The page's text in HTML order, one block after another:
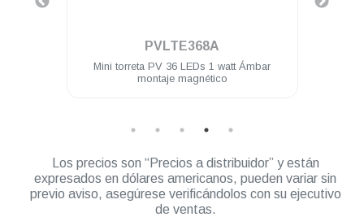
PVLTE368A
Mini torreta PV 36 LEDs 1 watt Ámbar
montaje magnético
Los precios son “Precios a distribuidor” y están
expresados en dólares americanos, pueden variar sin
previo aviso, asegúrese verificándolos con su ejecutivo
de ventas.